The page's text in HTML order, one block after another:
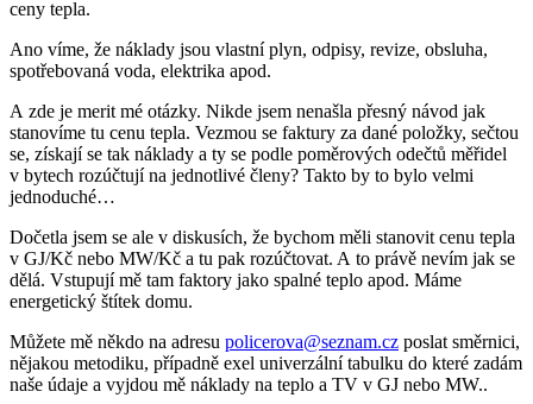
ceny tepla.
Ano víme, že náklady jsou vlastní plyn, odpisy, revize, obsluha,
spotřebovaná voda, elektrika apod.
A zde je merit mé otázky. Nikde jsem nenašla přesný návod jak
stanovíme tu cenu tepla. Vezmou se faktury za dané položky, sečtou
se, získají se tak náklady a ty se podle poměrových odečtů měřidel
v bytech rozúčtují na jednotlivé členy? Takto by to bylo velmi
jednoduché…
Dočetla jsem se ale v diskusích, že bychom měli stanovit cenu tepla
v GJ/Kč nebo MW/Kč a tu pak rozúčtovat. A to právě nevím jak se
dělá. Vstupují mě tam faktory jako spalné teplo apod. Máme
energetický štítek domu.
Můžete mě někdo na adresu policerova@sez­nam.cz poslat směrnici,
nějakou metodiku, případně exel univerzální tabulku do které zadám
naše údaje a vyjdou mě náklady na teplo a TV v GJ nebo MW..